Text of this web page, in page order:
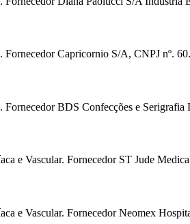
Fornecedor Capricornio S/A, CNPJ nº.
Fornecedor BDS Confecções e
e Vascular. Fornecedor ST Jude
e Vascular. Fornecedor Neomex